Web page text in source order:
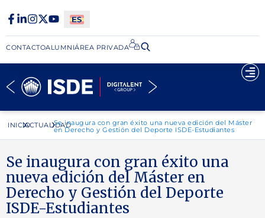
CONTACTOALUMNIÁREA PRIVADA​
INICIOACTUALIDADSe inaugura con gran éxito una nueva edición del Máster
en Derecho y Gestión del Deporte ISDE-Estudiantes
Se inaugura con gran éxito una
nueva edición del Máster en
Derecho y Gestión del Deporte
ISDE-Estudiantes